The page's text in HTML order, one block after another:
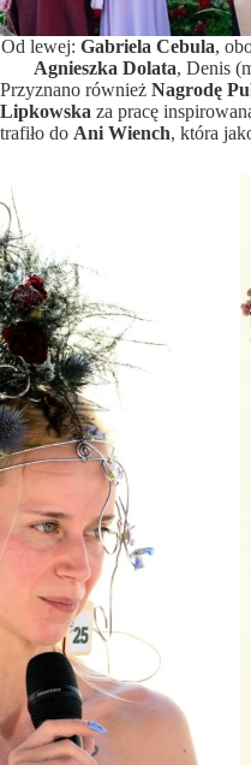
Od lewej: Gabriela Cebula,
Agnieszka Dolata, Denis
Przyznano również Nagrodę
Lipkowska za pracę
trafiło do Ani Wiench, która